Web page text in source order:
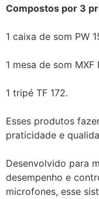
Compostos por 3
1 caixa de som PW
1 mesa de som MXF
1 tripé TF 172.
Esses produtos
praticidade e
Desenvolvido para
desempenho e
microfones, esse